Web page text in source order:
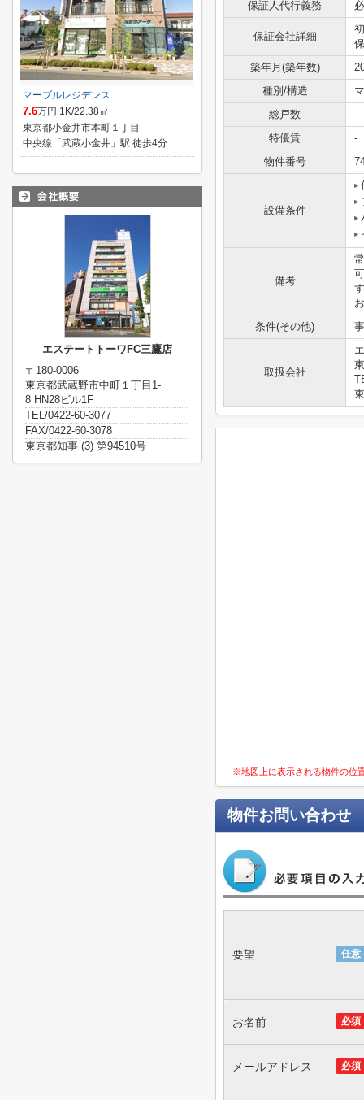
保証人代行義務
保証会社詳細
築年月(築年数)
種別/構造
総戸数
-
特優賃
-
物件番号
設備条件
備考
条件(その他)
取扱会社
※地図上に表示される物件の位
物件お問い合わせ
任意
要望
必須
お名前
必須
メールアドレス
マーブルレジデンス
7.6万円 1K/22.38㎡
東京都小金井市本町１丁目
中央線「武蔵小金井」駅 徒歩4分
エステートトーワFC三鷹店
〒180-0006
東京都武蔵野市中町１丁目1-
8 HN28ビル1F
TEL/0422-60-3077
FAX/0422-60-3078
東京都知事 (3) 第94510号